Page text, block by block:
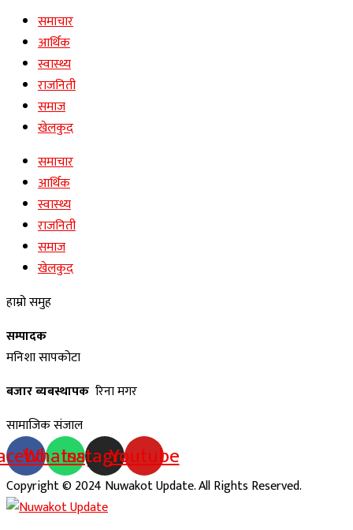
समाचार
आर्थिक
स्वास्थ्य
राजनिती
समाज
खेलकुद
समाचार
आर्थिक
स्वास्थ्य
राजनिती
समाज
खेलकुद
हाम्रो समुह
सम्पादक
मनिशा सापकोटा
बजार ब्यबस्थापक रिना मगर
सामाजिक संजाल
Whatsapp
Instagram
Youtube
Copyright © 2024 Nuwakot Update. All Rights Reserved.